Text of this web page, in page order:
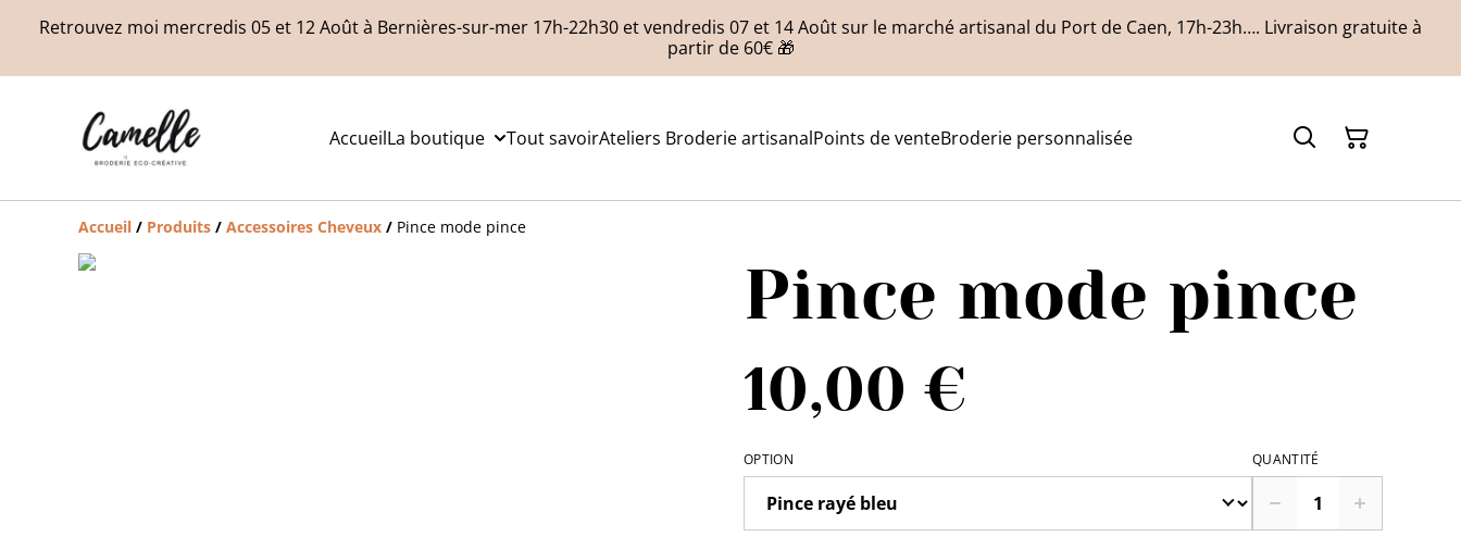
Retrouvez moi mercredis 05 et 12 Août à Bernières-sur-mer 17h-22h30 et vendredis 07 et 14 Août sur le marché artisanal du Port de Caen, 17h-23h…. Livraison gratuite à
partir de 60€ 🎁
AccueilLa boutique Tout savoirAteliers Broderie artisanalPoints de venteBroderie personnalisée
Accueil / Produits / Accessoires Cheveux / Pince mode pince
Pince mode pince
10,00 €
OPTION QUANTITÉ